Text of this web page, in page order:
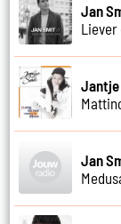
Jan
Liever
Jan